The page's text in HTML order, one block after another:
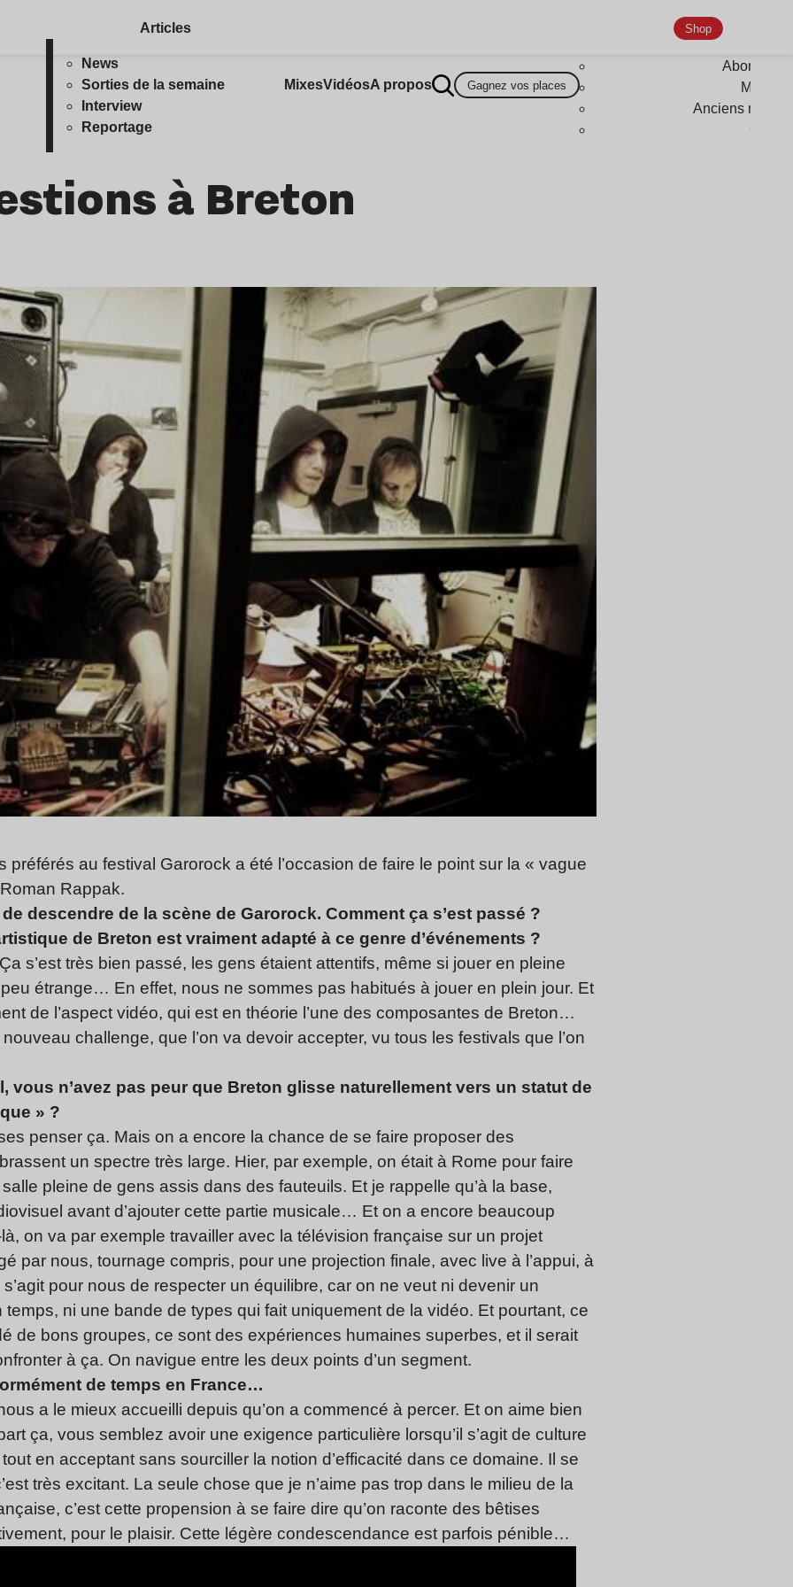
Articles
News
Sorties de la semaine
Interview
Reportage
MixesVidéosA propos Gagnez vos places
Shop
Anciens
à Breton
préférés au festival Garorock a été l’occasion de faire le point sur la « vague
Rappak.
descendre de la scène de Garorock. Comment ça s’est passé ?
de Breton est vraiment adapté à ce genre d’événements ?
s’est très bien passé, les gens étaient attentifs, même si jouer en pleine
étrange… En effet, nous ne sommes pas habitués à jouer en plein jour. Et
de l’aspect vidéo, qui est en théorie l’une des composantes de Breton…
challenge, que l’on va devoir accepter, vu tous les festivals que l’on
vous n’avez pas peur que Breton glisse naturellement vers un statut de
» ?
penser ça. Mais on a encore la chance de se faire proposer des
un spectre très large. Hier, par exemple, on était à Rome pour faire
pleine de gens assis dans des fauteuils. Et je rappelle qu’à la base,
avant d’ajouter cette partie musicale… Et on a encore beaucoup
on va par exemple travailler avec la télévision française sur un projet
par nous, tournage compris, pour une projection finale, avec live à l’appui, à
s’agit pour nous de respecter un équilibre, car on ne veut ni devenir un
ni une bande de types qui fait uniquement de la vidéo. Et pourtant, ce
de bons groupes, ce sont des expériences humaines superbes, et il serait
à ça. On navigue entre les deux points d’un segment.
de temps en France…
a le mieux accueilli depuis qu’on a commencé à percer. Et on aime bien
ça, vous semblez avoir une exigence particulière lorsqu’il s’agit de culture
en acceptant sans sourciller la notion d’efficacité dans ce domaine. Il se
très excitant. La seule chose que je n’aime pas trop dans le milieu de la
c’est cette propension à se faire dire qu’on raconte des bêtises
pour le plaisir. Cette légère condescendance est parfois pénible…